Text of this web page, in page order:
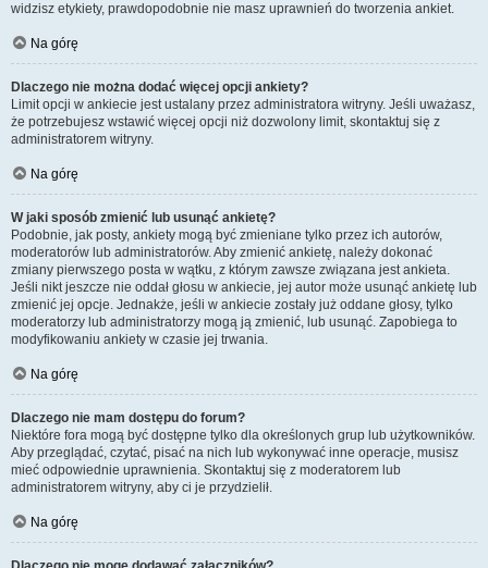
widzisz etykiety, prawdopodobnie nie masz uprawnień do tworzenia ankiet.
Na górę
Dlaczego nie można dodać więcej opcji ankiety?
Limit opcji w ankiecie jest ustalany przez administratora witryny. Jeśli uważasz,
że potrzebujesz wstawić więcej opcji niż dozwolony limit, skontaktuj się z
administratorem witryny.
Na górę
W jaki sposób zmienić lub usunąć ankietę?
Podobnie, jak posty, ankiety mogą być zmieniane tylko przez ich autorów,
moderatorów lub administratorów. Aby zmienić ankietę, należy dokonać
zmiany pierwszego posta w wątku, z którym zawsze związana jest ankieta.
Jeśli nikt jeszcze nie oddał głosu w ankiecie, jej autor może usunąć ankietę lub
zmienić jej opcje. Jednakże, jeśli w ankiecie zostały już oddane głosy, tylko
moderatorzy lub administratorzy mogą ją zmienić, lub usunąć. Zapobiega to
modyfikowaniu ankiety w czasie jej trwania.
Na górę
Dlaczego nie mam dostępu do forum?
Niektóre fora mogą być dostępne tylko dla określonych grup lub użytkowników.
Aby przeglądać, czytać, pisać na nich lub wykonywać inne operacje, musisz
mieć odpowiednie uprawnienia. Skontaktuj się z moderatorem lub
administratorem witryny, aby ci je przydzielił.
Na górę